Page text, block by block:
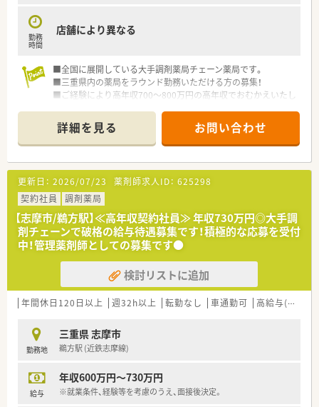
勤務
時間
店舗により異なる
■全国に展開している大手調剤薬局チェーン薬局です。
■三重県内の薬局をラウンド勤務いただける方の募集！
■ご経験により高年収700～800万円の高年収でおむかえいたし
■県外からお越しの方には社宅適用がございます。
■大手ならではの福利厚生あり！年間休日122日で、お休みが充
実しています。
■研修・教育に注力しており、勉強会の他、中途薬剤師向けの教
育研修制度、OJTのカリキュラム等が整っています。
詳細を見る お問い合わせ
更新日： 2026/07/23 薬剤師求人ID： 625298
契約社員
調剤薬局
【志摩市/鵜方駅】≪高年収契約社員≫ 年収730万円◎大手調
剤チェーンで破格の給与待遇募集です！積極的な応募を受付
中！管理薬剤師としての募集です●
検討リストに追加
年間休日120日以上 週32h以上 転勤なし 車通勤可 高給与(600万円以上)
勤務地
三重県 志摩市
鵜方駅 (近鉄志摩線)
給与
年収600万円～730万円
※就業条件、経験等を考慮のうえ、面接後決定。